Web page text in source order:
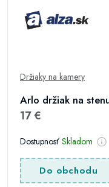
Držiaky na kamery
Arlo držiak na
17 €
Dostupnosť Skladom
Do obchodu